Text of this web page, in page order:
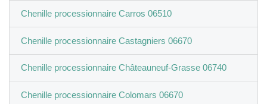
Chenille processionnaire Carros 06510
Chenille processionnaire Castagniers 06670
Chenille processionnaire Châteauneuf-Grasse 06740
Chenille processionnaire Colomars 06670